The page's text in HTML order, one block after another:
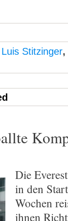
Luis Stitzinger,
Die
in den
Wochen
ihnen